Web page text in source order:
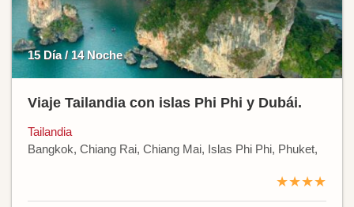
15 Día / 14 Noche
Viaje Tailandia con islas Phi Phi y Dubái.
Tailandia
Bangkok, Chiang Rai, Chiang Mai, Islas Phi Phi, Phuket,
★★★★